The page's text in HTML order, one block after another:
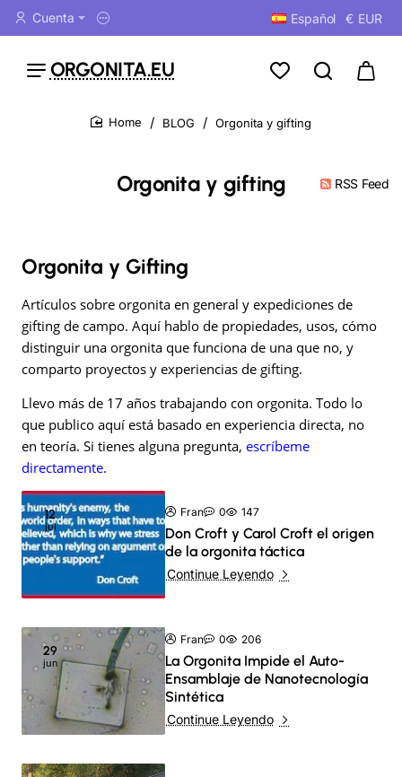
Cuenta Español € EUR
ORGONITA.EU
Orgonita y gifting RSS Feed
BLOG Orgonita y gifting
Orgonita y Gifting
Artículos sobre orgonita en general y expediciones de
gifting de campo. Aquí hablo de propiedades, usos, cómo
distinguir una orgonita que funciona de una que no, y
comparto proyectos y experiencias de gifting.
Llevo más de 17 años trabajando con orgonita. Todo lo
que publico aquí está basado en experiencia directa, no
en teoría. Si tienes alguna pregunta, escríbeme
directamente.
12
jul
Fran 0 147
Don Croft y Carol Croft el origen
de la orgonita táctica
Continue Leyendo
29
jun
Fran 0 206
La Orgonita Impide el Auto-
Ensamblaje de Nanotecnología
Sintética
Continue Leyendo